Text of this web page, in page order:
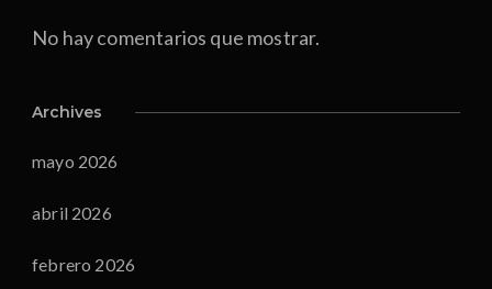
No hay comentarios que mostrar.
Archives
mayo 2026
abril 2026
febrero 2026